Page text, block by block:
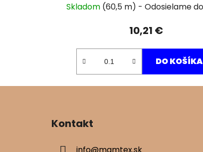
Skladom (60,5 m)
10,21 €
DO KOŠÍKA
Kontakt